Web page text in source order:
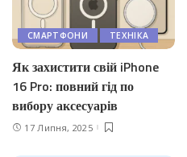
СМАРТФОНИ ТЕХНІКА
Як захистити свій iPhone
16 Pro: повний гід по
вибору аксесуарів
17 Липня, 2025